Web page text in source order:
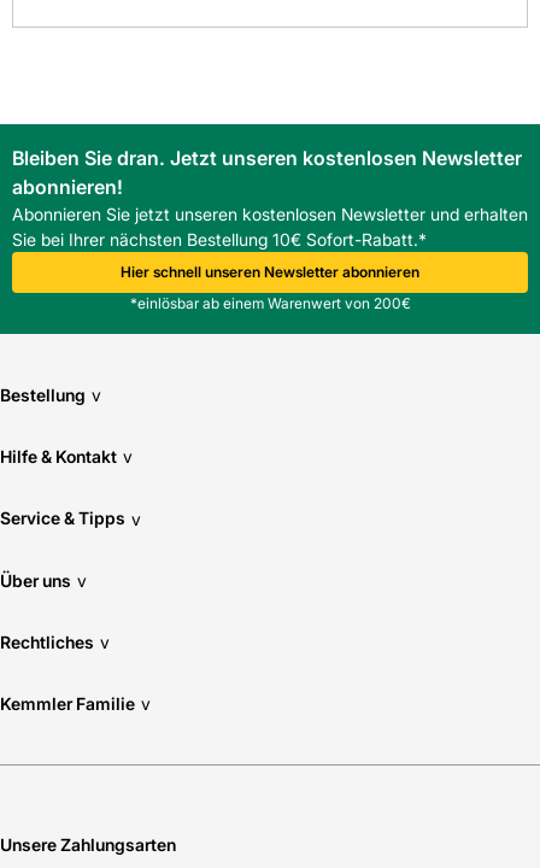
FAQ
In welcher Verpackungseinheit wird die Muffe geliefert
und wie unterstützt das die Logistik?
Die Verpackungseinheit umfasst 100 Stück/Karton, was
Transport und Lagerung erleichtert.
Ist die Beschichtung für Küstenstandorte mit hoher
Die Kombination aus Edelstahl und Beschichtung bietet
erhöhten Schutz; bei starker Salzbelastung empfiehlt sich
Bleiben Sie dran. Jetzt unseren kostenlosen Newsletter
abonnieren!
Abonnieren Sie jetzt unseren kostenlosen Newsletter und erhalten
Sie bei Ihrer nächsten Bestellung 10€ Sofort-Rabatt.*
Hier schnell unseren Newsletter abonnieren
*einlösbar ab einem Warenwert von 200€
Bestellung v
Hilfe & Kontakt v
Service & Tipps v
Über uns v
Rechtliches v
Kemmler Familie v
Unsere Zahlungsarten